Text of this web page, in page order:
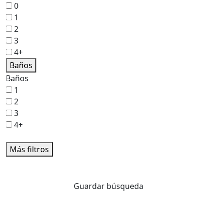
0
1
2
3
4+
Baños
Baños
1
2
3
4+
Más filtros
Guardar búsqueda